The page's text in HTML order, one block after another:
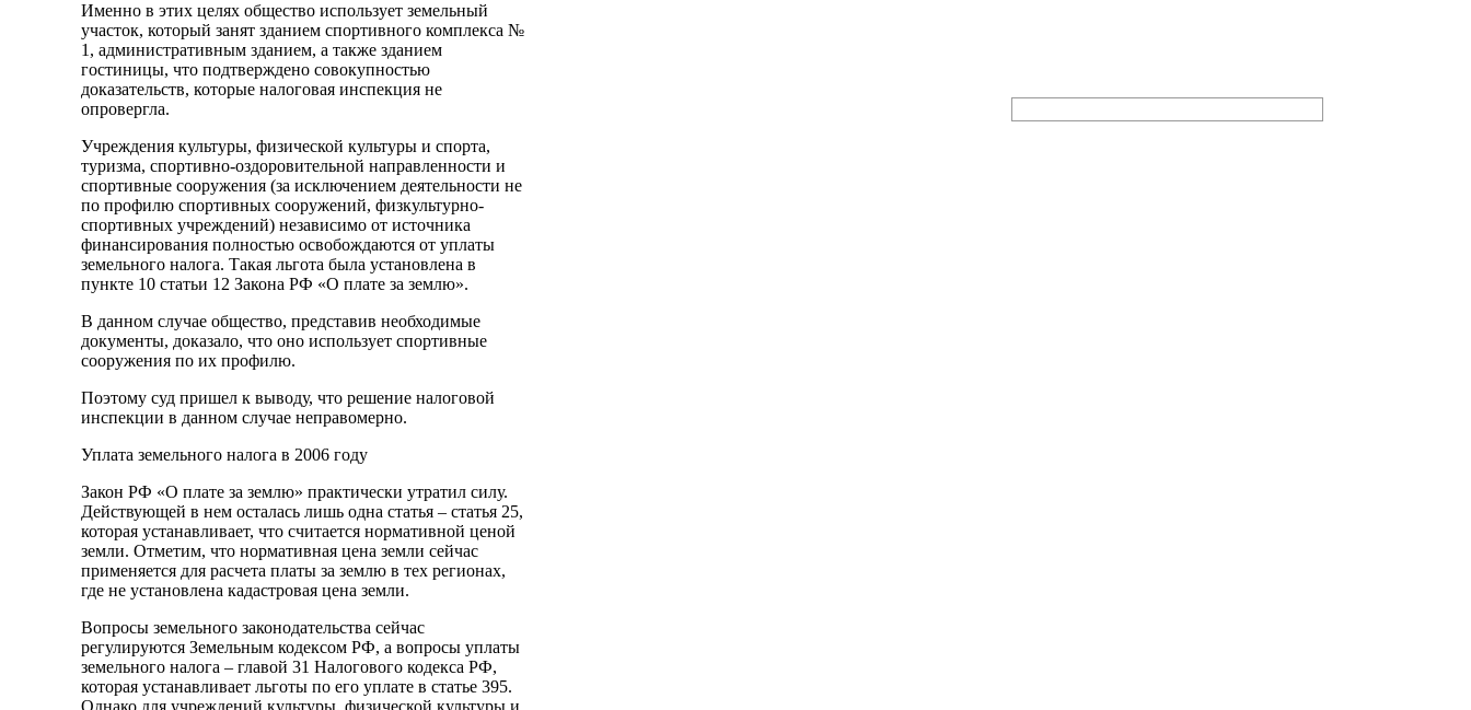
Именно в этих целях общество использует земельный
участок, который занят зданием спортивного комплекса №
1, административным зданием, а также зданием
гостиницы, что подтверждено совокупностью
доказательств, которые налоговая инспекция не
опровергла.
Учреждения культуры, физической культуры и спорта,
туризма, спортивно-оздоровительной направленности и
спортивные сооружения (за исключением деятельности не
по профилю спортивных сооружений, физкультурно-
спортивных учреждений) независимо от источника
финансирования полностью освобождаются от уплаты
земельного налога. Такая льгота была установлена в
пункте 10 статьи 12 Закона РФ «О плате за землю».
В данном случае общество, представив необходимые
документы, доказало, что оно использует спортивные
сооружения по их профилю.
Поэтому суд пришел к выводу, что решение налоговой
инспекции в данном случае неправомерно.
Уплата земельного налога в 2006 году
Закон РФ «О плате за землю» практически утратил силу.
Действующей в нем осталась лишь одна статья – статья 25,
которая устанавливает, что считается нормативной ценой
земли. Отметим, что нормативная цена земли сейчас
применяется для расчета платы за землю в тех регионах,
где не установлена кадастровая цена земли.
Вопросы земельного законодательства сейчас
регулируются Земельным кодексом РФ, а вопросы уплаты
земельного налога – главой 31 Налогового кодекса РФ,
которая устанавливает льготы по его уплате в статье 395.
Однако для учреждений культуры, физической культуры и